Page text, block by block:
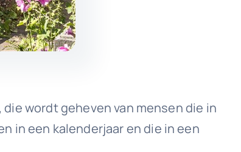
wordt geheven van mensen die in
in een kalenderjaar en die in een